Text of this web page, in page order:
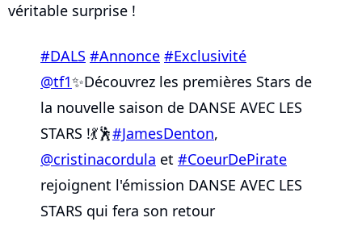
véritable surprise !
#DALS #Annonce #Exclusivité
@tf1✨Découvrez les premières Stars de
la nouvelle saison de DANSE AVEC LES
STARS !💃🕺#JamesDenton,
@cristinacordula et #CoeurDePirate
rejoignent l'émission DANSE AVEC LES
STARS qui fera son retour